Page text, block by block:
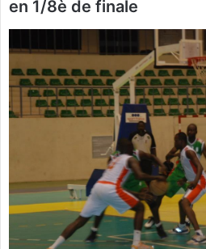
en 1/8è de finale